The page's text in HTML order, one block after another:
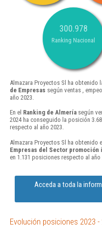
300.978
Ranking Nacional
Almazara Proyectos Sl ha obtenido
de Empresas según ventas ,
año 2023.
En el Ranking de Almería según
2024 ha conseguido la posición
respecto al año 2023.
Almazara Proyectos Sl ha obtenido
Empresas del Sector
en 1.131 posiciones respecto al año
Acceda a toda la
Evolución posiciones 2023 -